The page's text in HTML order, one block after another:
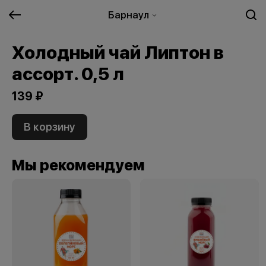
Барнаул
Холодный чай Липтон в
ассорт. 0,5 л
139 ₽
В корзину
Мы рекомендуем